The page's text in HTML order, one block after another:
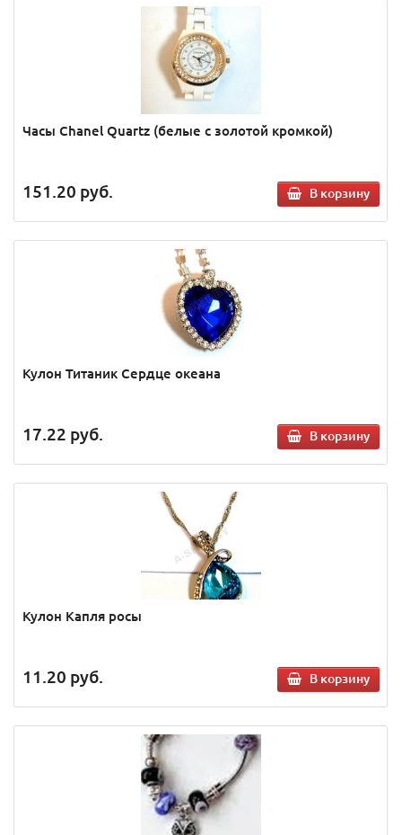
Часы Chanel Quartz (белые с золотой кромкой)
151.20 руб. В корзину
Кулон Титаник Сердце океана
17.22 руб. В корзину
Кулон Капля росы
11.20 руб. В корзину